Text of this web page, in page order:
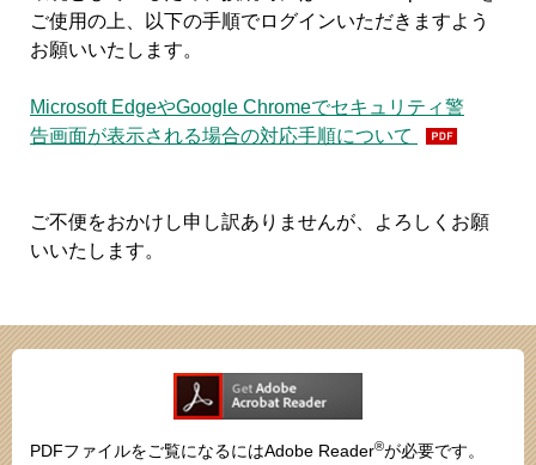
ご使用の上、以下の手順でログインいただきますよう
お願いいたします。
Microsoft EdgeやGoogle Chromeでセキュリティ警
告画面が表示される場合の対応手順について
ご不便をおかけし申し訳ありませんが、よろしくお願
いいたします。
PDFファイルをご覧になるにはAdobe Reader®が必要です。